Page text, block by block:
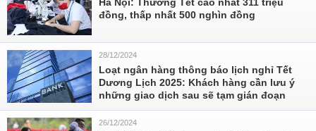
đồng, thấp nhất 500 nghìn đồng
28/12/2024
Loạt ngân hàng thông báo lịch nghỉ Tết
Dương Lịch 2025: Khách hàng cần lưu ý
những giao dịch sau sẽ tạm gián đoạn
26/12/2024